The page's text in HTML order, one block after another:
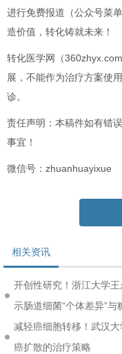
进行免费报道（公众号菜
造价值，转化铸就未来！
转化医学网（
展，不能作为治疗方案使
诊。
责任声明：本稿件如有错
事宜！
微信号：zhuanhuayixue
相关资讯
开创性研究！浙江大学
示肠道细菌“个体差异”
减轻癌细胞转移！武汉
癌扩散的治疗策略